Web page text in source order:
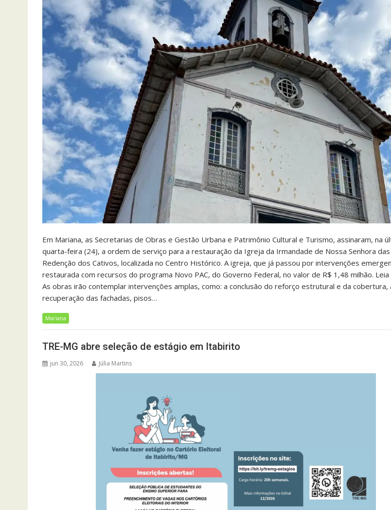
Em Mariana, as Secretarias de Obras e Gestão Urbana e Patrimônio Cultural e Turismo, assinaram, na
quarta-feira (24), a ordem de serviço para a restauração da Igreja da Irmandade de Nossa Senhora
Redenção dos Cativos, localizada no Centro Histórico. A igreja, que já passou por intervenções
restaurada com recursos do programa Novo PAC, do Governo Federal, no valor de R$ 1,48 milhão.
As obras irão contemplar intervenções amplas, como: a conclusão do reforço estrutural e da cobertura,
recuperação das fachadas, pisos…
Mariana
TRE-MG abre seleção de estágio em Itabirito
jun 30, 2026 Júlia Martins